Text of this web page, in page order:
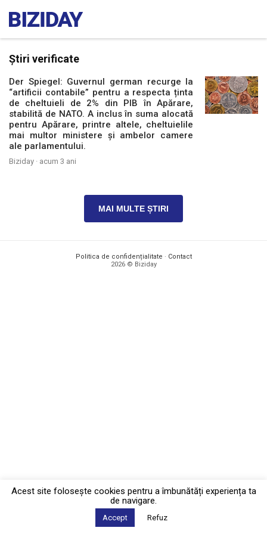
Știri verificate
Der Spiegel: Guvernul german recurge la
“artificii contabile” pentru a respecta ținta
de cheltuieli de 2% din PIB în Apărare,
stabilită de NATO. A inclus în suma alocată
pentru Apărare, printre altele, cheltuielile
mai multor ministere și ambelor camere
ale parlamentului.
Biziday · acum 3 ani
MAI MULTE ȘTIRI
Politica de confidențialitate · Contact
2026 © Biziday
Acest site foloseşte cookies pentru a îmbunătăți experiența ta
de navigare.
Accept Refuz